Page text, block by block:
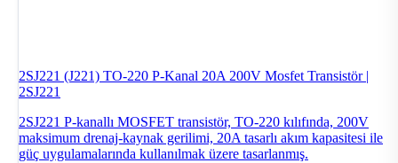
2SJ221 (J221) TO-220 P-Kanal 20A 200V Mosfet Transistör |
2SJ221
2SJ221 P-kanallı MOSFET transistör, TO-220 kılıfında, 200V
maksimum drenaj-kaynak gerilimi, 20A tasarlı akım kapasitesi ile
güç uygulamalarında kullanılmak üzere tasarlanmış.